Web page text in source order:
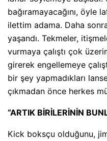
bağıramayacağını, öyle
ilettim adama. Daha
yaşandı. Tekmeler,
vurmaya çalıştı çok
girerek engellemeye
bir şey yapmadıkları
çıkmadan önce herkes
“ARTIK BİRİLERİNİN
Kick boksçu olduğunu,